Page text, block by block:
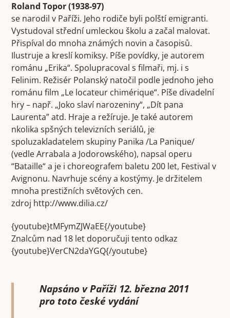
Roland Topor (1938-97)
se narodil v Paříži. Jeho rodiče byli polští emigranti.
Vystudoval střední umleckou školu a začal malovat.
Přispíval do mnoha známých novin a časopisů.
Ilustruje a kreslí komiksy. Píše povídky, je autorem
románu „Erika“. Spolupracoval s filmaři, mj. i s
Felinim. Režisér Polanský natočil podle jednoho jeho
románu film „Le locateur chimérique“. Píše divadelní
hry – např. „Joko slaví narozeniny“, „Dít pana
Laurenta” atd. Hraje a režíruje. Je také autorem
nkolika spšných televizních seriálů, je
spoluzakladatelem skupiny Panika /La Panique/
(vedle Arrabala a Jodorowského), napsal operu
“Bataille“ a je i choreografem baletu 200 let, Festival v
Avignonu. Navrhuje scény a kostýmy. Je držitelem
mnoha prestižních světových cen.
zdroj http://www.dilia.cz/
{youtube}tMFymZJWaEE{/youtube}
Znalcům nad 18 let doporučuji tento odkaz
{youtube}VerCN2daYGQ{/youtube}
Napsáno v Paříži 12. března 2011
pro toto české vydání